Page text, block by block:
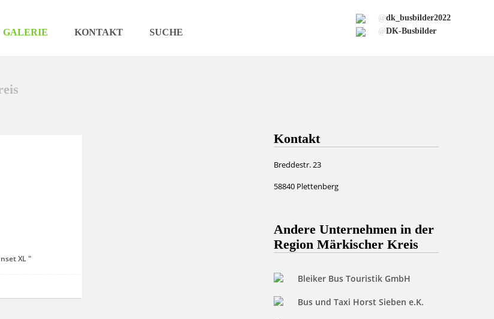
GALERIE KONTAKT SUCHE
@dk_busbilder2022
@DK-Busbilder
XL "
Kontakt
Breddestr. 23
58840 Plettenberg
Andere Unternehmen in der
Region Märkischer Kreis
Bleiker Bus Touristik GmbH
Bus und Taxi Horst Sieben e.K.